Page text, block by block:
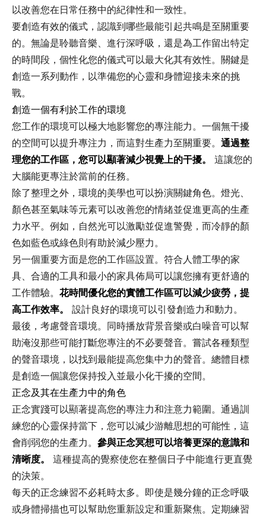
以改善您在日常任務中的紀律性和一致性。
要創造有效的儀式，認識到哪些最能引起共鳴是至關重要
的。無論是聆聽音樂、進行深呼吸，還是為工作留出特定
的時間段，個性化您的儀式可以最大化其有效性。關鍵是
創造一系列動作，以準備您的心靈和身體迎接未來的挑
戰。
創造一個有利於工作的環境
您工作的環境可以極大地影響您的專注能力。一個無干擾
的空間可以提升專注力，而這對生產力至關重要。 通過整
理您的工作區，您可以顯著減少視覺上的干擾。
這讓您的
大腦能更專注於當前的任務。
除了整理之外，環境的美學也可以扮演關鍵角色。燈光、
顏色甚至氣味等元素可以改善您的情緒並促進更高的生產
力水平。例如，自然光可以激勵並促進警覺，而冷靜的顏
色如藍色或綠色則有助於減少壓力。
另一個重要方面是您的工作區設置。符合人體工學的家
具、合適的工具和最小的家具佈局可以讓您擁有更舒適的
工作體驗。 花時間優化您的實體工作區可以減少疲勞，提
高工作效率。
設計良好的環境可以引發創造力和動力。
最後，考慮聲音環境。同時播放背景音樂或白噪音可以幫
助淹沒那些可能打斷您專注的不必要聲音。嘗試各種類型
的聲音環境，以找到最能提高您集中力的聲音。總體目標
是創造一個讓您保持投入並最小化干擾的空間。
正念及其在生產力中的角色
正念實踐可以顯著提高您的專注力和注意力範圍。通過訓
練您的心靈保持當下，您可以減少游離思想的可能性，這
會削弱您的生產力。 參與正念冥想可以培養更深的意識和
清晰度。
這種提高的覺察使您在整個日子中能進行更直覺
的決策。
每天的正念練習不必耗時太多。即使是幾分鐘的正念呼吸
或身體掃描也可以幫助您重新設定和重新聚焦。定期練習